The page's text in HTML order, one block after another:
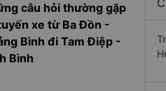
câu hỏi thường gặp
xe từ Ba Đồn -
Bình đi Tam Điệp -
Bình